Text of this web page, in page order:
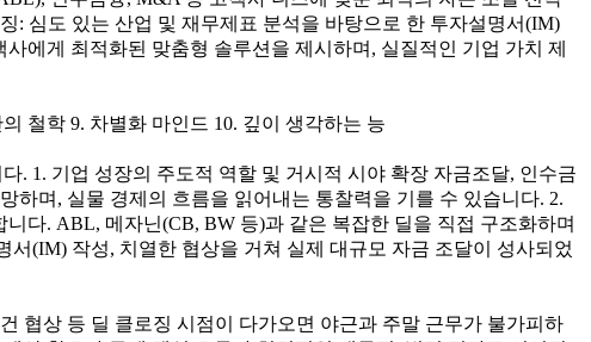
: 심도 있는 산업 및 재무제표 분석을 바탕으로 한 투자설명서(IM)
에게 최적화된 맞춤형 솔루션을 제시하며, 실질적인 기업 가치 제
철학 9. 차별화 마인드 10. 깊이 생각하는 능
. 1. 기업 성장의 주도적 역할 및 거시적 시야 확장 자금조달, 인수금
며, 실물 경제의 흐름을 읽어내는 통찰력을 기를 수 있습니다. 2.
다. ABL, 메자닌(CB, BW 등)과 같은 복잡한 딜을 직접 구조화하며
(IM) 작성, 치열한 협상을 거쳐 실제 대규모 자금 조달이 성사되었
협상 등 딜 클로징 시점이 다가오면 야근과 주말 근무가 불가피하